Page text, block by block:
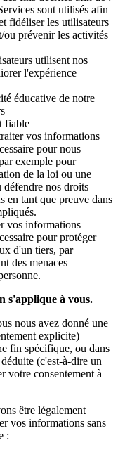
sont utilisés afin
fidéliser les utilisateurs
ou prévenir les activités
utilisent nos
l'expérience
éducative de notre
fiable
vos informations
pour nous
exemple pour
de la loi ou une
défendre nos droits
en tant que preuve dans
vos informations
pour protéger
d'un tiers, par
des menaces
s'applique à vous.
nous avez donné une
explicite)
fin spécifique, ou dans
(c'est-à-dire un
votre consentement à
être légalement
vos informations sans
: